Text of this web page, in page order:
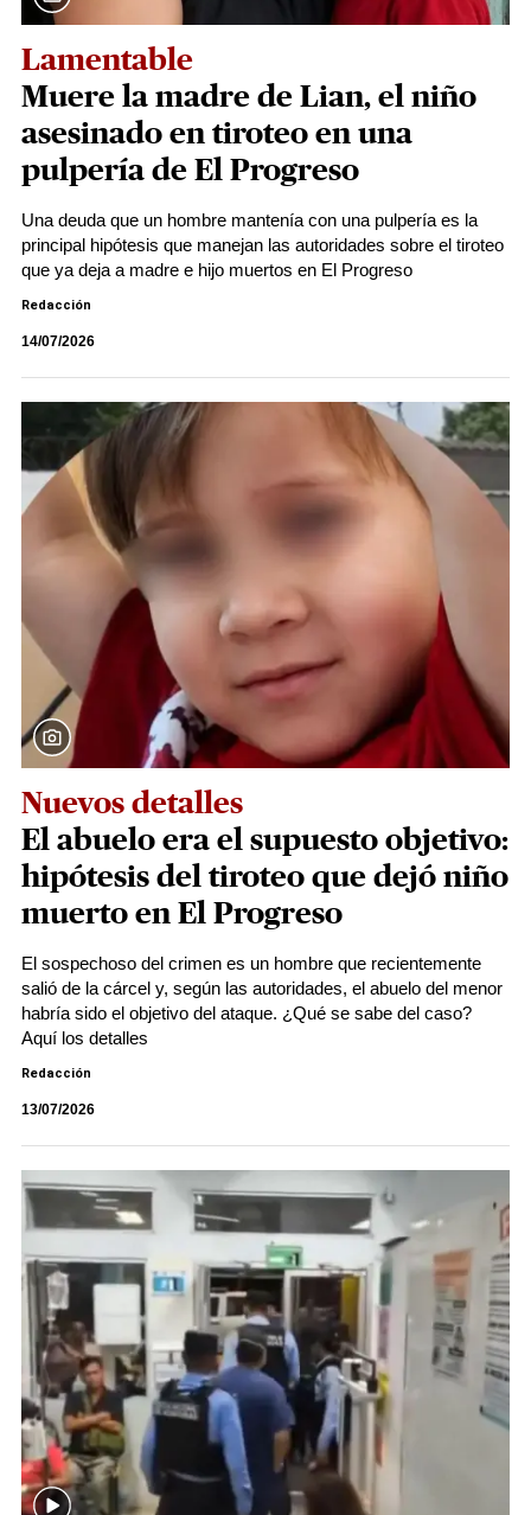
Lamentable
Muere la madre de Lian, el niño
asesinado en tiroteo en una
pulpería de El Progreso
Una deuda que un hombre mantenía con una pulpería es la
principal hipótesis que manejan las autoridades sobre el tiroteo
que ya deja a madre e hijo muertos en El Progreso
Redacción
14/07/2026
Nuevos detalles
El abuelo era el supuesto objetivo:
hipótesis del tiroteo que dejó niño
muerto en El Progreso
El sospechoso del crimen es un hombre que recientemente
salió de la cárcel y, según las autoridades, el abuelo del menor
habría sido el objetivo del ataque. ¿Qué se sabe del caso?
Aquí los detalles
Redacción
13/07/2026